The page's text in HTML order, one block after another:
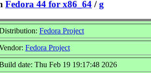
Fedora 44 for x86_64 /g
Fedora Project
Fedora Project
date: Thu Feb 19 19:17:48 2026